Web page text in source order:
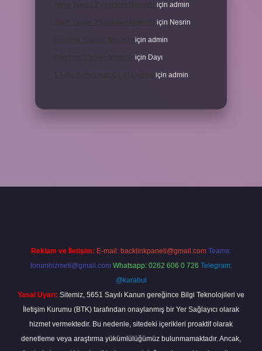
için admin
Alerji Yapan Yiyecekler Nelerdir için Nesrin
için admin
Belirtme Sıfatları Nelerdir için Dayı
1 Aylık Bebek Kaç Cc Süt Içmeli için admin
Reklam ve İletişim: E-mail: backlinkpaneli@gmail.com Teams:
forumhizmeti@gmail.com Whatsapp: 0262 606 0 726 Telegram:
@karabul
Yasal Uyarı: Sitemiz, 5651 Sayılı Kanun gereğince Bilgi Teknolojileri ve
İletişim Kurumu (BTK) tarafından onaylanmış bir Yer Sağlayıcı olarak
hizmet vermektedir. Bu nedenle, sitedeki içerikleri proaktif olarak
denetleme veya araştırma yükümlülüğümüz bulunmamaktadır. Ancak,